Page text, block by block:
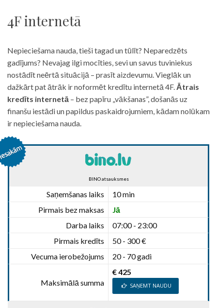
4F internetā
Nepieciešama nauda, tieši tagad un tūlīt? Neparedzēts
gadījums? Nevajag ilgi mocīties, sevi un savus tuviniekus
nostādīt neērtā situācijā – prasīt aizdevumu. Vieglāk un
dažkārt pat ātrāk ir noformēt kredītu internetā 4F. Ātrais
kredīts internetā – bez papīru „vākšanas”, došanās uz
finanšu iestādi un papildus paskaidrojumiem, kādam nolūkam
ir nepieciešama nauda.
BINO atsauksmes
Saņemšanas laiks
10 min
Pirmais bez maksas
Jā
Darba laiks
07:00 - 23:00
Pirmais kredīts
50 - 300 €
Vecuma ierobežojums
20 - 70 gadi
Maksimālā summa
€ 425
SAŅEMT NAUDU